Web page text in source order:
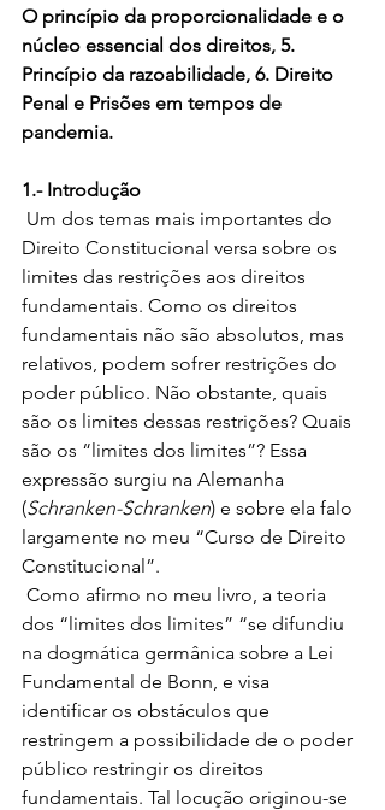
O princípio da proporcionalidade e o
núcleo essencial dos direitos, 5.
Princípio da razoabilidade, 6. Direito
Penal e Prisões em tempos de
pandemia.
1.- Introdução
Direito Constitucional versa sobre os
limites das restrições aos direitos
fundamentais. Como os direitos
fundamentais não são absolutos, mas
relativos, podem sofrer restrições do
poder público. Não obstante, quais
são os limites dessas restrições? Quais
são os “limites dos limites”? Essa
expressão surgiu na Alemanha
(Schranken-Schranken) e sobre ela falo
largamente no meu “Curso de Direito
Constitucional”.
dos “limites dos limites” “se difundiu
na dogmática germânica sobre a Lei
Fundamental de Bonn, e visa
identificar os obstáculos que
restringem a possibilidade de o poder
público restringir os direitos
fundamentais. Tal locução originou-se